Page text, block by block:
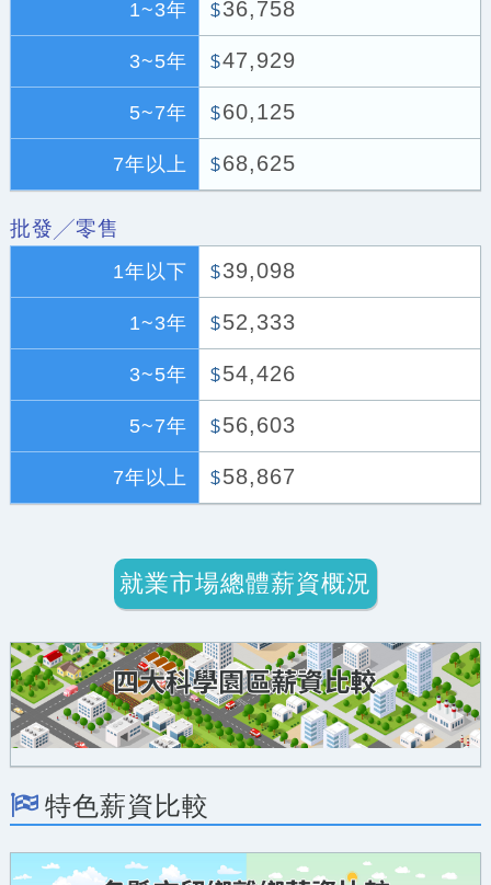
1~3年 $36,758
3~5年 $47,929
5~7年 $60,125
7年以上 $68,625
批發╱零售
1年以下 $39,098
1~3年 $52,333
3~5年 $54,426
5~7年 $56,603
7年以上 $58,867
就業市場總體薪資概況
特色薪資比較